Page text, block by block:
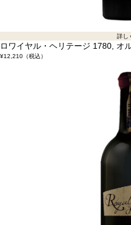
詳し
ロワイヤル・ヘリテージ 1780, オ
¥12,210（税込）